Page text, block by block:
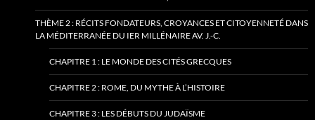
THÈME 2 : RÉCITS FONDATEURS, CROYANCES ET CITOYENNETÉ DANS
LA MÉDITERRANÉE DU IER MILLÉNAIRE AV. J.-C.
CHAPITRE 1 : LE MONDE DES CITÉS GRECQUES
CHAPITRE 2 : ROME, DU MYTHE À L’HISTOIRE
CHAPITRE 3 : LES DÉBUTS DU JUDAÏSME